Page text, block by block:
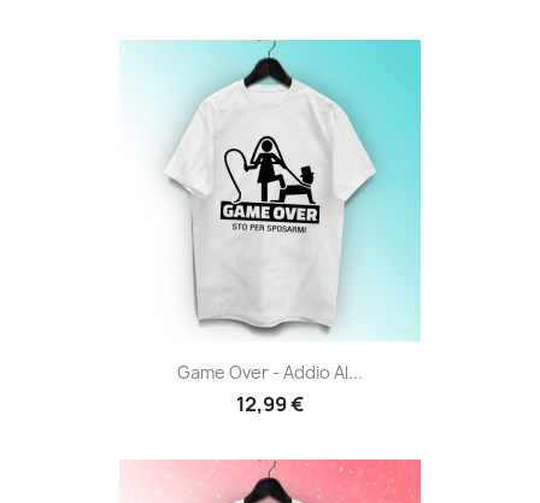
Game Over - Addio Al...
12,99 €